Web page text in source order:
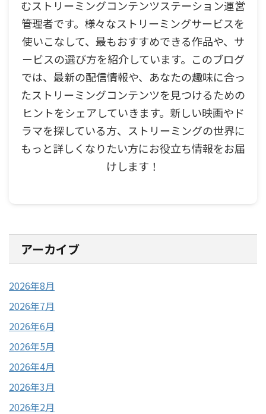
むストリーミングコンテンツステーション運営
管理者です。様々なストリーミングサービスを
使いこなして、最もおすすめできる作品や、サ
ービスの選び方を紹介しています。このブログ
では、最新の配信情報や、あなたの趣味に合っ
たストリーミングコンテンツを見つけるための
ヒントをシェアしていきます。新しい映画やド
ラマを探している方、ストリーミングの世界に
もっと詳しくなりたい方にお役立ち情報をお届
けします！
アーカイブ
2026年8月
2026年7月
2026年6月
2026年5月
2026年4月
2026年3月
2026年2月